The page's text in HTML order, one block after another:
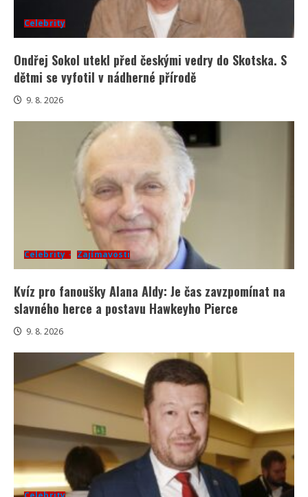
Celebrity
Ondřej Sokol utekl před českými vedry do Skotska. S
dětmi se vyfotil v nádherné přírodě
9. 8. 2026
Celebrity Zajímavosti
Kvíz pro fanoušky Alana Aldy: Je čas zavzpomínat na
slavného herce a postavu Hawkeyho Pierce
9. 8. 2026